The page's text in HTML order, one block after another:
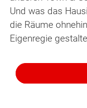
Und was das
die Räume
Eigenregie